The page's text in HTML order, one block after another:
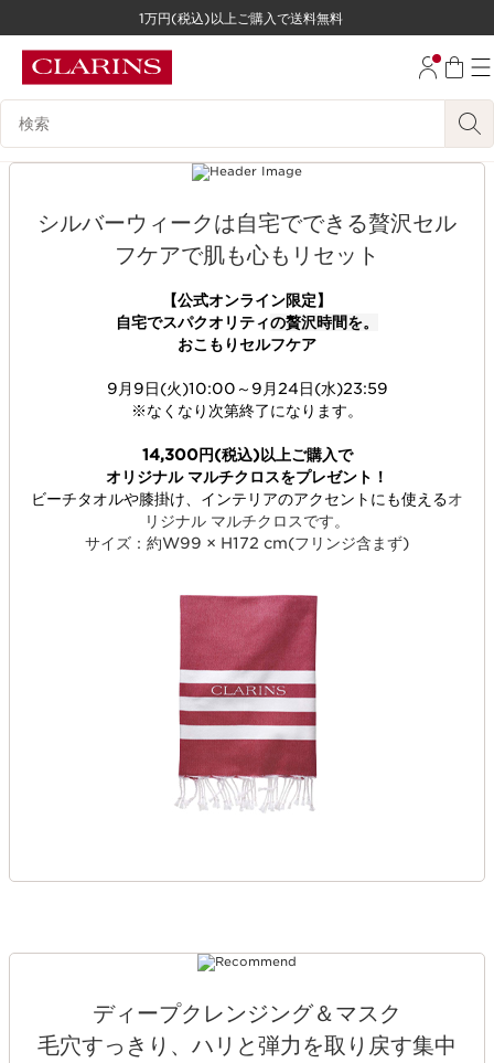
コンテンツへ移動
1万円(税込)以上ご購入で送料無料
検索候補
シルバーウィークは自宅でできる贅沢セル
フケアで肌も心もリセット
【公式オンライン限定】
自宅でスパクオリティの贅沢時間を。
おこもりセルフケア
9月9日(火)10:00～9月24日(水)23:59​
※なくなり次第終了になります。
14,300円(税込)以上ご購入で
オリジナル マルチクロスをプレゼント！
ビーチタオルや膝掛け、インテリアのアクセントにも使えるオ
リジナル マルチクロスです。
サイズ：約W99 × H172 cm(フリンジ含まず)
ディープクレンジング＆マスク
毛穴すっきり、ハリと弾力を取り戻す集中